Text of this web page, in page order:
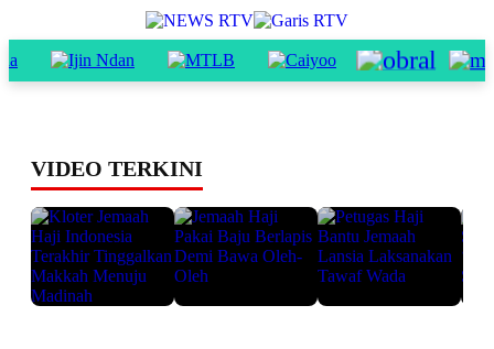
VIDEO TERKINI